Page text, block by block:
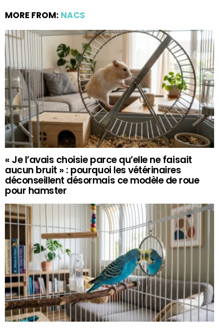
MORE FROM: NACS
« Je l’avais choisie parce qu’elle ne faisait
aucun bruit » : pourquoi les vétérinaires
déconseillent désormais ce modèle de roue
pour hamster